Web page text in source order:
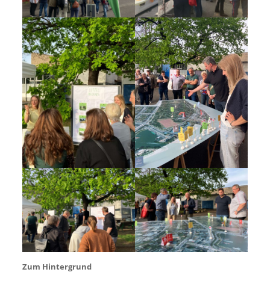
Zum Hintergrund